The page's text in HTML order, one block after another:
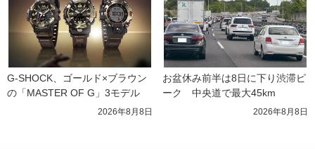
G-SHOCK、ゴールド×ブラウン
の「MASTER OF G」3モデル
2026年8月8日
お盆休み前半は8日に下り渋滞ピ
ーク　中央道で最大45km
2026年8月8日